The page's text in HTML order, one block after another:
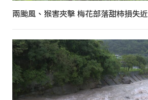
兩颱風、猴害夾擊 梅花部落甜柿損失